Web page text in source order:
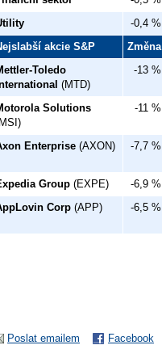
-0,4 %
akcie S&P
Změna
Toledo
(MTD)
-13 %
Solutions
-11 %
Enterprise (AXON) -7,7 %
Group (EXPE)
-6,9 %
Corp (APP) -6,5 %
Facebook
Poslat emailem